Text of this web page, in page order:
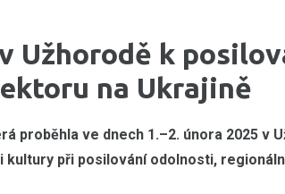
Užhorodě k
na Ukrajině
proběhla ve dnech 1.–2. února 2025 v
kultury při posilování odolnosti,